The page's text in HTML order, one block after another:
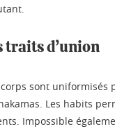
traits d’union
sont uniformisés
Les habits
Impossible